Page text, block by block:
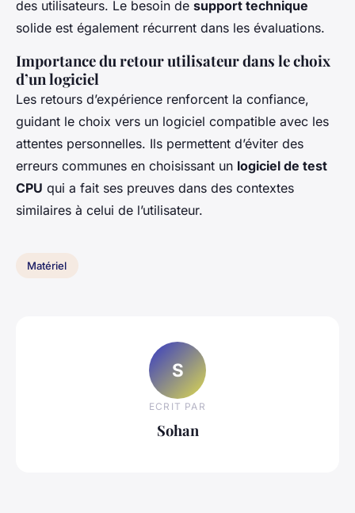
des utilisateurs. Le besoin de support technique
solide est également récurrent dans les évaluations.
Importance du retour utilisateur dans le choix
d’un logiciel
Les retours d’expérience renforcent la confiance,
guidant le choix vers un logiciel compatible avec les
attentes personnelles. Ils permettent d’éviter des
erreurs communes en choisissant un logiciel de test
CPU qui a fait ses preuves dans des contextes
similaires à celui de l’utilisateur.
Matériel
S
ECRIT PAR
Sohan